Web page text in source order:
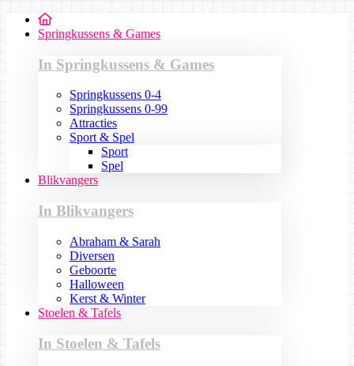
Springkussens & Games
In Springkussens & Games
Springkussens 0-4
Springkussens 0-99
Attracties
Sport & Spel
Sport
Spel
Blikvangers
In Blikvangers
Abraham & Sarah
Diversen
Geboorte
Halloween
Kerst & Winter
Stoelen & Tafels
In Stoelen & Tafels